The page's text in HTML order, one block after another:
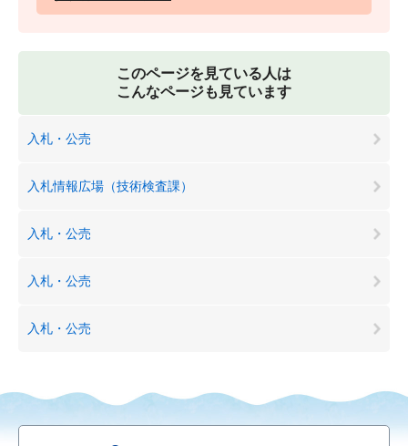
このページを見ている人は
こんなページも見ています
入札・公売
入札情報広場（技術検査課）
入札・公売
入札・公売
入札・公売